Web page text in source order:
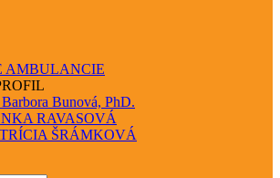
AMBULANCIE
Bunová, PhD.
RAVASOVÁ
ŠRÁMKOVÁ